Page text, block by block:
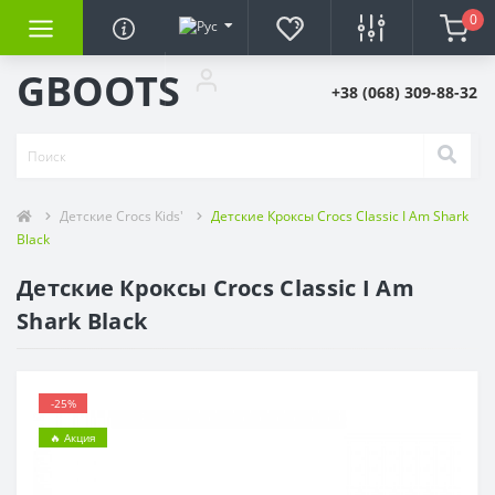
0
GBOOTS +38 (068) 309-88-32
Детские Crocs Kids'
Детские Кроксы Crocs Classic I Am Shark
Black
Детские Кроксы Crocs Classic I Am
Shark Black
-25%
🔥 Акция